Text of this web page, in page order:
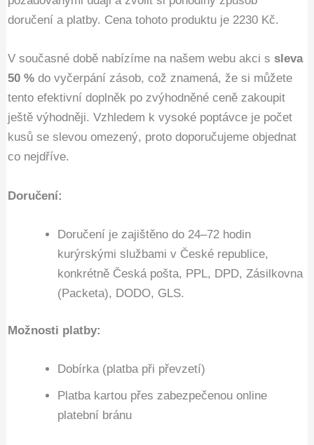
doručení a platby. Cena tohoto produktu je 2230 Kč.
V současné době nabízíme na našem webu akci ssleva
50 % do vyčerpání zásob, což znamená, že si můžete
tento efektivní doplněk po zvýhodněné ceně zakoupit
ještě výhodněji. Vzhledem k vysoké poptávce je počet
kusů se slevou omezený, proto doporučujeme objednat
co nejdříve.
Doručení:
Doručení je zajištěno do 24–72 hodin
kurýrskými službami v České republice,
konkrétně Česká pošta, PPL, DPD, Zásilkovna
(Packeta), DODO, GLS.
Možnosti platby:
Dobírka (platba při převzetí)
Platba kartou přes zabezpečenou online
platební bránu